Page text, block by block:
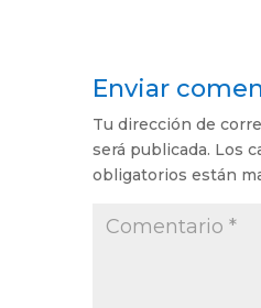
Enviar
Tu dirección de
será publicada. Los
obligatorios están